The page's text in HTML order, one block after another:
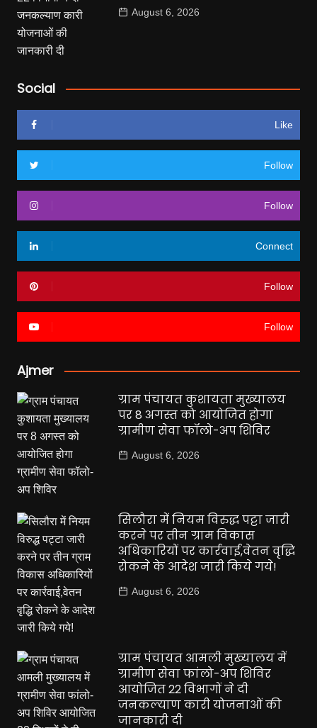
August 6, 2026
Social
Like
Follow
Follow
Connect
Follow
Follow
Ajmer
ग्राम पंचायत कुशायता मुख्यालय
पर 8 अगस्त को आयोजित होगा
ग्रामीण सेवा फॉलो-अप शिविर
August 6, 2026
सिलौरा में नियम विरुद्ध पट्टा जारी
करने पर तीन ग्राम विकास
अधिकारियों पर कार्रवाई,वेतन वृद्धि
रोकने के आदेश जारी किये गये!
August 6, 2026
ग्राम पंचायत आमली मुख्यालय में
ग्रामीण सेवा फांलो-अप शिविर
आयोजित 22 विभागों ने दी
जनकल्याण कारी योजनाओं की
जानकारी दी